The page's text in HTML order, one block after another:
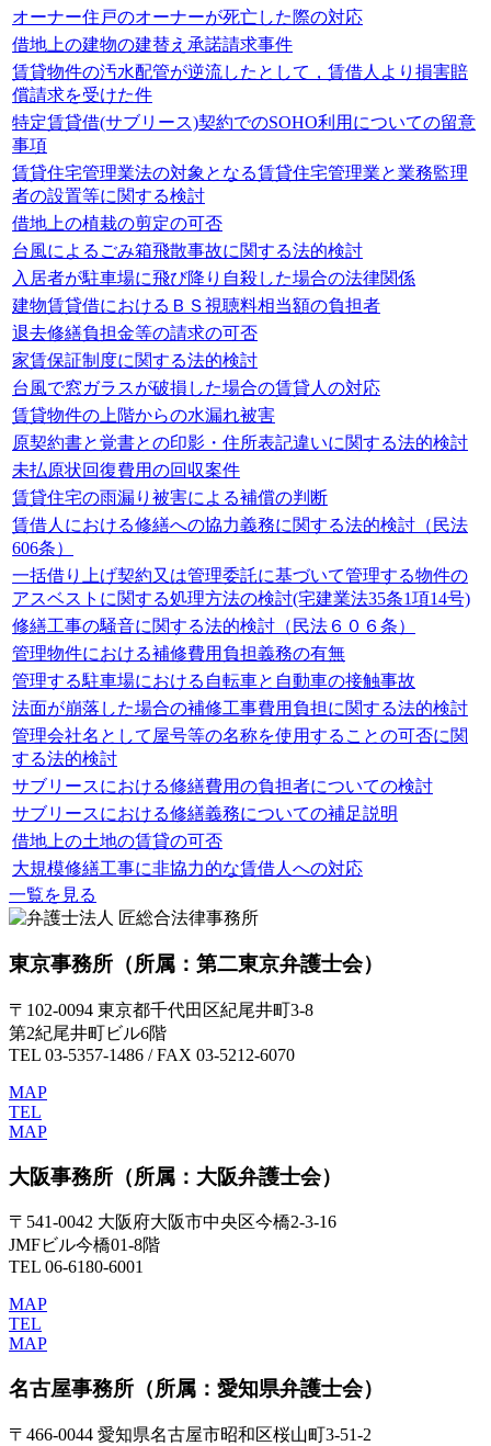
オーナー住戸のオーナーが死亡した際の対応
借地上の建物の建替え承諾請求事件
賃貸物件の汚水配管が逆流したとして，賃借人より損害賠
償請求を受けた件
特定賃貸借(サブリース)契約でのSOHO利用についての留意
事項
賃貸住宅管理業法の対象となる賃貸住宅管理業と業務監理
者の設置等に関する検討
借地上の植栽の剪定の可否
台風によるごみ箱飛散事故に関する法的検討
入居者が駐車場に飛び降り自殺した場合の法律関係
建物賃貸借におけるＢＳ視聴料相当額の負担者
退去修繕負担金等の請求の可否
家賃保証制度に関する法的検討
台風で窓ガラスが破損した場合の賃貸人の対応
賃貸物件の上階からの水漏れ被害
原契約書と覚書との印影・住所表記違いに関する法的検討
未払原状回復費用の回収案件
賃貸住宅の雨漏り被害による補償の判断
賃借人における修繕への協力義務に関する法的検討（民法
606条）
一括借り上げ契約又は管理委託に基づいて管理する物件の
アスベストに関する処理方法の検討(宅建業法35条1項14号)
修繕工事の騒音に関する法的検討（民法６０６条）
管理物件における補修費用負担義務の有無
管理する駐車場における自転車と自動車の接触事故
法面が崩落した場合の補修工事費用負担に関する法的検討
管理会社名として屋号等の名称を使用することの可否に関
する法的検討
サブリースにおける修繕費用の負担者についての検討
サブリースにおける修繕義務についての補足説明
借地上の土地の賃貸の可否
大規模修繕工事に非協力的な賃借人への対応
一覧を見る
東京事務所 （所属：第二東京弁護士会）
〒102-0094 東京都千代田区紀尾井町3-8
第2紀尾井町ビル6階
TEL 03-5357-1486 / FAX 03-5212-6070
MAP
TEL
MAP
大阪事務所 （所属：大阪弁護士会）
〒541-0042 大阪府大阪市中央区今橋2-3-16
JMFビル今橋01-8階
TEL 06-6180-6001
MAP
TEL
MAP
名古屋事務所 （所属：愛知県弁護士会）
〒466-0044 愛知県名古屋市昭和区桜山町3-51-2